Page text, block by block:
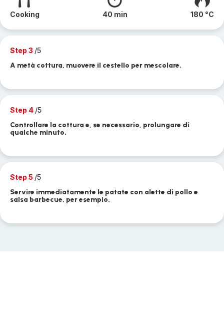
Cooking 40 min 180 °C
Step 3 /5
A metà cottura, muovere il cestello per mescolare.
Step 4 /5
Controllare la cottura e, se necessario, prolungare di
qualche minuto.
Step 5 /5
Servire immediatamente le patate con alette di pollo e
salsa barbecue, per esempio.